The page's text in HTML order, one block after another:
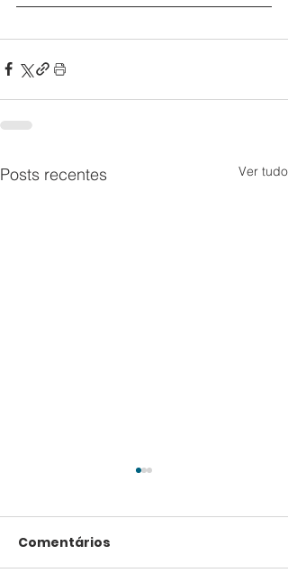
Posts recentes Ver tudo
Comentários